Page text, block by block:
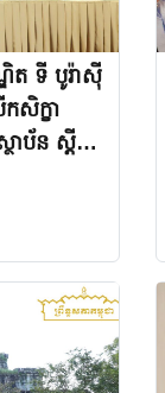
ត ទី បូរ៉ាស៊ី
សិក្ខា
ថាប័ន ស្ដីពី